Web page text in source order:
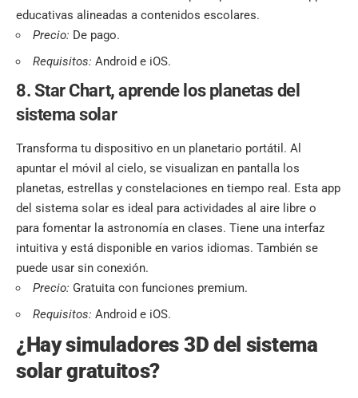
educativas alineadas a contenidos escolares.
Precio: De pago.
Requisitos: Android e iOS.
8. Star Chart,aprende los planetas del
sistema solar
Transforma tu dispositivo en un planetario portátil. Al
apuntar el móvil al cielo, se visualizan en pantalla los
planetas, estrellas y constelaciones en tiempo real. Esta app
del sistema solar es ideal para actividades al aire libre o
para fomentar la astronomía en clases. Tiene una interfaz
intuitiva y está disponible en varios idiomas. También se
puede usar sin conexión.
Precio: Gratuita con funciones premium.
Requisitos: Android e iOS.
¿Hay simuladores 3D del sistema
solar gratuitos?